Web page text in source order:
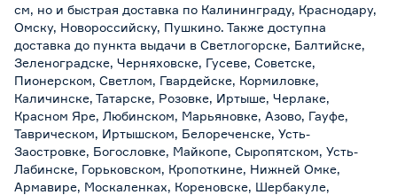
см, но и быстрая доставка по Калининграду, Краснодару,
Омску, Новороссийску, Пушкино. Также доступна
доставка до пункта выдачи в Светлогорске, Балтийске,
Зеленоградске, Черняховске, Гусеве, Советске,
Пионерском, Светлом, Гвардейске, Кормиловке,
Каличинске, Татарске, Розовке, Иртыше, Черлаке,
Красном Яре, Любинском, Марьяновке, Азово, Гауфе,
Таврическом, Иртышском, Белореченске, Усть-
Заостровке, Богословке, Майкопе, Сыропятском, Усть-
Лабинске, Горьковском, Кропоткине, Нижней Омке,
Армавире, Москаленках, Кореновске, Шербакуле,